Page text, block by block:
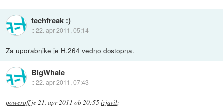
techfreak :)
::22. apr 2011, 05:14
Za uporabnike je H.264 vedno dostopna.
BigWhale
::22. apr 2011, 07:43
poweroffje 21. apr 2011 ob 20:55izjavil: